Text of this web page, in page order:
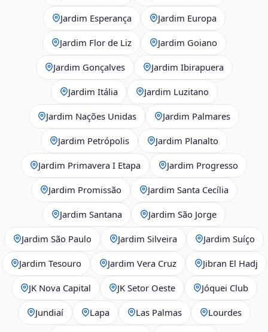
Jardim Esperança Jardim Europa
Jardim Flor de Liz Jardim Goiano
Jardim Gonçalves Jardim Ibirapuera
Jardim Itália Jardim Luzitano
Jardim Nações Unidas Jardim Palmares
Jardim Petrópolis Jardim Planalto
Jardim Primavera I Etapa Jardim Progresso
Jardim Promissão Jardim Santa Cecília
Jardim Santana Jardim São Jorge
Jardim São Paulo Jardim Silveira Jardim Suíço
Jardim Tesouro Jardim Vera Cruz Jibran El Hadj
JK Nova Capital JK Setor Oeste Jóquei Club
Jundiaí Lapa Las Palmas Lourdes